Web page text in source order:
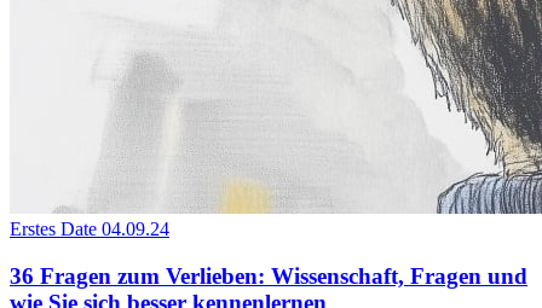
Erstes Date 04.09.24
36 Fragen zum Verlieben: Wissenschaft, Fragen und
wie Sie sich besser kennenlernen